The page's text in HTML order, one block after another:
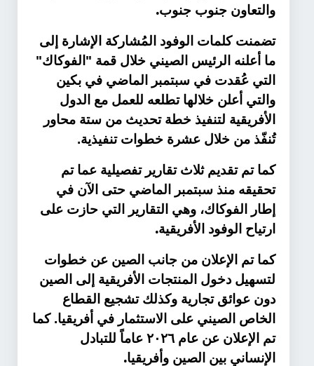
والتعاون جنوب جنوب.
تضمنت كلمات الوفود المُشاركة الإشارة إلى
ما أعلنه الرئيس الصيني خلال قمة "الفوكاك"
التي عُقدت في سبتمبر الماضي في بكين
والتي أعلن خلالها تطلعه للعمل مع الدول
الأفريقية لتنفيذ خطة تحديث من ستة محاور
تُنفّذ من خلال عشرة خطوات تنفيذية.
كما تم تقديم ثلاث تقارير تفصيلية عما تم
تحقيقه منذ سبتمبر الماضي حتى الآن في
إطار الفوكاك، وهي التقارير التي حازت على
ارتياح الوفود الأفريقية.
كما تم الإعلان من جانب الصين عن خطوات
لتسهيل دخول المنتجات الأفريقية إلى الصين
دون عوائق تجارية وكذلك تشجيع القطاع
الخاص الصيني على الاستثمار في أفريقيا. كما
تم الإعلان عن عام ٢٠٢٦ عاماً للتبادل
الإنساني بين الصين وأفريقيا.